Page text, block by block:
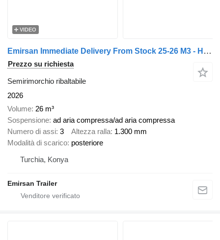
VIDEO
Emirsan Immediate Delivery From Stock 25-26 M3 - HARDOX - SAF INTRADISC
Prezzo su richiesta
Semirimorchio ribaltabile
2026
Volume 26 m³
Sospensione ad aria compressa/ad aria compressa
Numero di assi 3 Altezza ralla 1.300 mm
Modalità di scarico posteriore
Turchia, Konya
Emirsan Trailer